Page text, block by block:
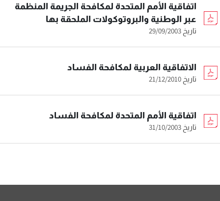
اتفاقية الأمم المتحدة لمكافحة الجريمة المنظمة
عبر الوطنية والبروتوكولات الملحقة بها
تاريخ 29/09/2003
الاتفاقية العربية لمكافحة الفساد
تاريخ 21/12/2010
اتفاقية الأمم المتحدة لمكافحة الفساد
تاريخ 31/10/2003